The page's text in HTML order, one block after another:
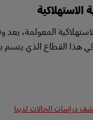
الاستهلاكية
المعولمة،
هذا القطاع الذي يتسم
دراسات الحالات لدينا